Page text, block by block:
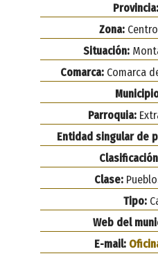
Provincia:
Zona:
Situación:
Comarca:Comarca
Parroquia:
Entidad singular de
Clase:
Tipo:
Web del
E-mail: